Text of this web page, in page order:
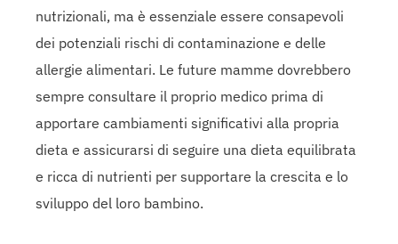
nutrizionali, ma è essenziale essere consapevoli
dei potenziali rischi di contaminazione e delle
allergie alimentari. Le future mamme dovrebbero
sempre consultare il proprio medico prima di
apportare cambiamenti significativi alla propria
dieta e assicurarsi di seguire una dieta equilibrata
e ricca di nutrienti per supportare la crescita e lo
sviluppo del loro bambino.